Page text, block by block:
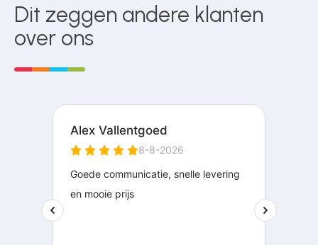
Dit zeggen andere klanten
over ons